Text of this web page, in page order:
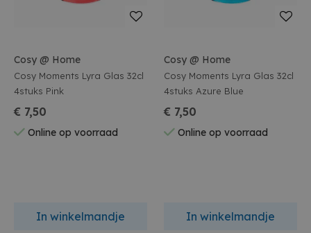
Cosy @ Home
Cosy Moments Lyra Glas 32cl
4stuks Pink
€ 7,50
Online op voorraad
In winkelmandje
Cosy @ Home
Cosy Moments Lyra Glas 32cl
4stuks Azure Blue
€ 7,50
Online op voorraad
In winkelmandje